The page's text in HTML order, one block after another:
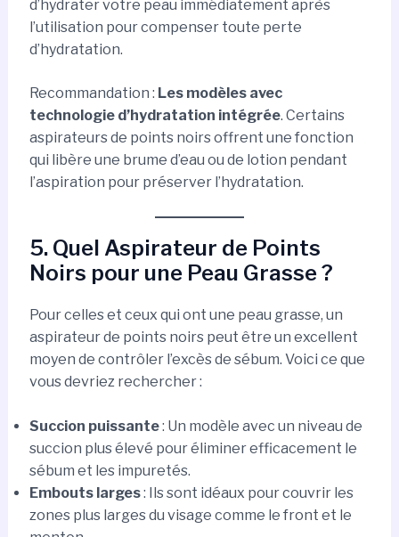
d’hydrater votre peau immédiatement après
l’utilisation pour compenser toute perte
d’hydratation.
Recommandation : Les modèles avec
technologie d’hydratation intégrée. Certains
aspirateurs de points noirs offrent une fonction
qui libère une brume d’eau ou de lotion pendant
l’aspiration pour préserver l’hydratation.
5. Quel Aspirateur de Points
Noirs pour une Peau Grasse ?
Pour celles et ceux qui ont une peau grasse, un
aspirateur de points noirs peut être un excellent
moyen de contrôler l’excès de sébum. Voici ce que
vous devriez rechercher :
Succion puissante: Un modèle avec un niveau de
succion plus élevé pour éliminer efficacement le
sébum et les impuretés.
Embouts larges: Ils sont idéaux pour couvrir les
zones plus larges du visage comme le front et le